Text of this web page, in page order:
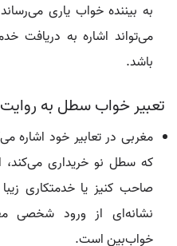
به بیننده خواب یاری
می‌تواند اشاره به دریافت
باشد.
تعبیر خواب سطل به
مغربی در تعابیر خود اشاره
که سطل نو خریداری
صاحب کنیز یا خدمتکاری
نشانه‌ای از ورود شخصی
خواب‌بین است.